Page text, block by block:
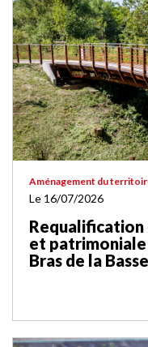
Aménagement du
Le 16/07/2026
Requalification
et patrimoniale
Bras de la